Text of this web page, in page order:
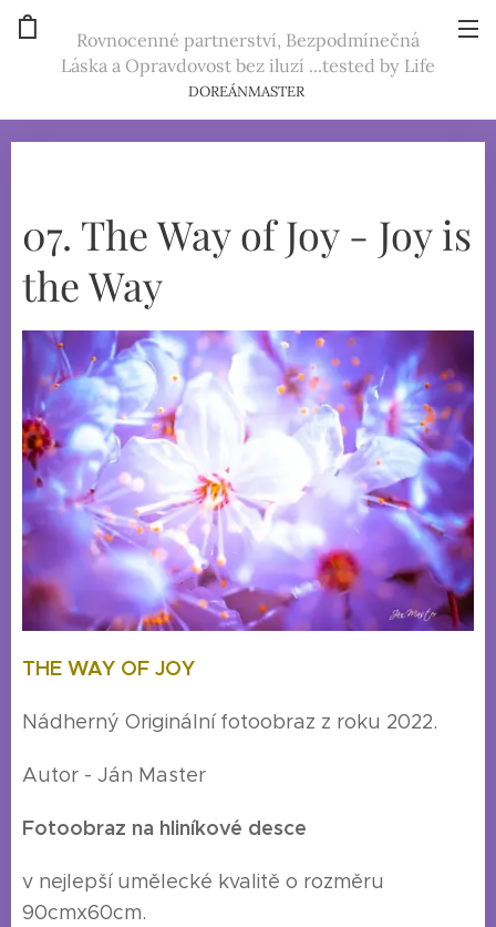
Rovnocenné partnerství, Bezpodmínečná
Láska a Opravdovost bez iluzí ...tested by Life
DOREÁNMASTER
07. The Way of Joy - Joy is
the Way
THE WAY OF JOY
Nádherný Originální fotoobraz z roku 2022.
Autor - Ján Master
Fotoobraz na hliníkové desce
v nejlepší umělecké kvalitě o rozměru
90cmx60cm.